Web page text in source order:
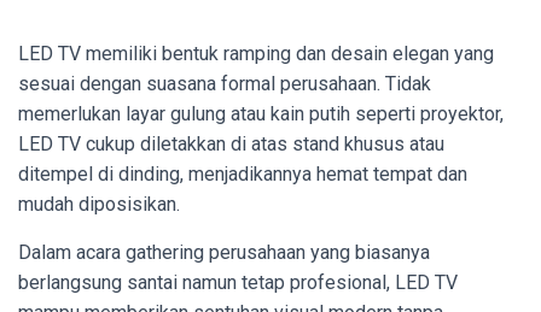
LED TV memiliki bentuk ramping dan desain elegan yang
sesuai dengan suasana formal perusahaan. Tidak
memerlukan layar gulung atau kain putih seperti proyektor,
LED TV cukup diletakkan di atas stand khusus atau
ditempel di dinding, menjadikannya hemat tempat dan
mudah diposisikan.
Dalam acara gathering perusahaan yang biasanya
berlangsung santai namun tetap profesional, LED TV